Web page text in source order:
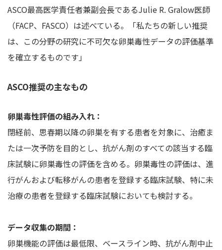
ASCO最高医学責任者兼副会長であるJulie R. Gralow医師
（FACP、FASCO）は述べている。「私たちの新しい推奨
は、この分野の研究に不可欠な卵巣毒性データの評価基準
を確立するものです」
ASCO推奨の主なもの
卵巣毒性評価の組み入れ：
閉経前、思春期以降の卵巣を有する患者を対象に、治癒ま
たは一次予防を目的とし、抗がん剤のすべての該当する臨
床試験に卵巣毒性の評価を含める。卵巣毒性の評価は、進
行がんおよび転移がんの患者を登録する臨床試験、特に未
治療の患者を登録する臨床試験においても検討する。
データ収集の期間：
卵巣機能の評価は最低限、ベースライン時、抗がん剤中止